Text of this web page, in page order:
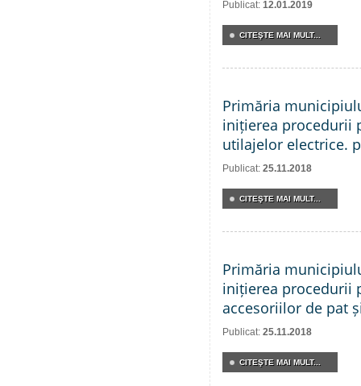
Publicat: 12.01.2019
CITEŞTE MAI MULT...
Primăria
inițierea procedurii
utilajelor electrice.
Publicat: 25.11.2018
CITEŞTE MAI MULT...
Primăria
inițierea procedurii
accesoriilor de pat
Publicat: 25.11.2018
CITEŞTE MAI MULT...